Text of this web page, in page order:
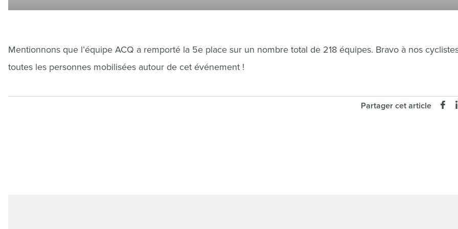
Mentionnons que l’équipe ACQ a remporté la 5e place sur un nombre total de 218 équipes. Bravo à nos
toutes les personnes mobilisées autour de cet événement !
Partager cet article